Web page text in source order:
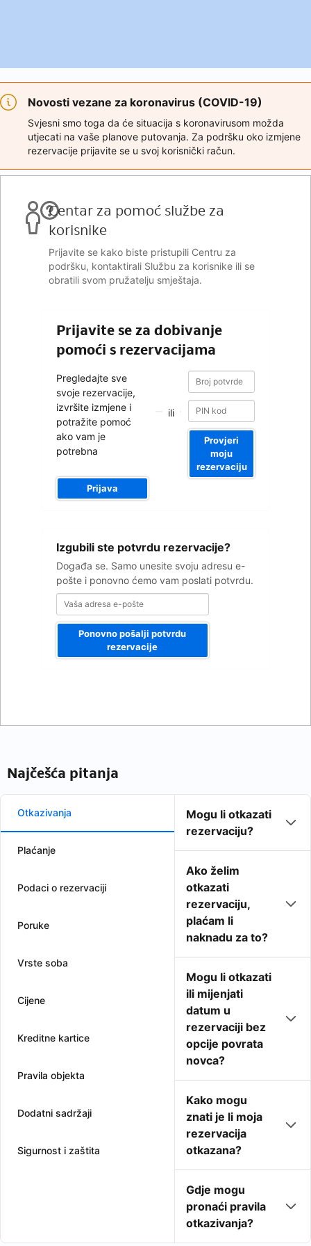
Novosti vezane za koronavirus (COVID-19)
Svjesni smo toga da će situacija s koronavirusom možda
utjecati na vaše planove putovanja. Za podršku oko izmjene
rezervacije prijavite se u svoj korisnički račun.
Centar za pomoć službe za
korisnike
Prijavite se kako biste pristupili Centru za
podršku, kontaktirali Službu za korisnike ili se
obratili svom pružatelju smještaja.
Prijavite se za dobivanje
pomoći s rezervacijama
Pregledajte sve
svoje rezervacije,
izvršite izmjene i
potražite pomoć
ako vam je
potrebna
Prijava
ili
Broj
potvrde
Broj
potvrde
Provjeri
moju
rezervaciju
Izgubili ste potvrdu rezervacije?
Događa se. Samo unesite svoju adresu e-
pošte i ponovno ćemo vam poslati potvrdu.
adresa
pošte
Ponovno pošalji potvrdu
rezervacije
Najčešća pitanja
Otkazivanja
Plaćanje
Podaci o rezervaciji
Poruke
Vrste soba
Cijene
Kreditne kartice
Pravila objekta
Dodatni sadržaji
Sigurnost i zaštita
Mogu li otkazati
rezervaciju?
Ako želim
otkazati
rezervaciju,
plaćam li
naknadu za to?
Mogu li otkazati
ili mijenjati
datum u
rezervaciji bez
opcije povrata
novca?
Kako mogu
znati je li moja
rezervacija
otkazana?
Gdje mogu
pronaći pravila
otkazivanja?